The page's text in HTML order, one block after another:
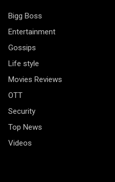
Bigg Boss
Entertainment
Gossips
Life style
Movies Reviews
OTT
Security
Top News
Videos